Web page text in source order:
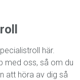
här.
med oss, så om du
att höra av dig så